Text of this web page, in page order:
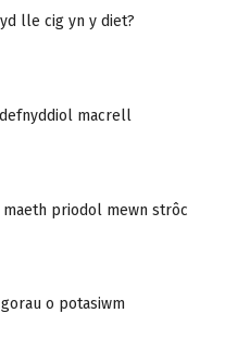
lle cig yn y diet?
macrell
maeth priodol mewn strôc
o potasiwm